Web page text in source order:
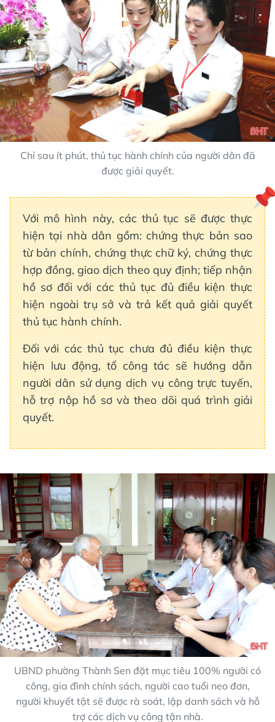
Chỉ sau ít phút, thủ tục hành chính của người dân đã
được giải quyết.
Với mô hình này, các thủ tục sẽ được thực
hiện tại nhà dân gồm: chứng thực bản sao
từ bản chính, chứng thực chữ ký, chứng thực
hợp đồng, giao dịch theo quy định; tiếp nhận
hồ sơ đối với các thủ tục đủ điều kiện thực
hiện ngoài trụ sở và trả kết quả giải quyết
thủ tục hành chính.
Đối với các thủ tục chưa đủ điều kiện thực
hiện lưu động, tổ công tác sẽ hướng dẫn
người dân sử dụng dịch vụ công trực tuyến,
hỗ trợ nộp hồ sơ và theo dõi quá trình giải
quyết.
UBND phường Thành Sen đặt mục tiêu 100% người có
công, gia đình chính sách, người cao tuổi neo đơn,
người khuyết tật sẽ được rà soát, lập danh sách và hỗ
trợ các dịch vụ công tận nhà.